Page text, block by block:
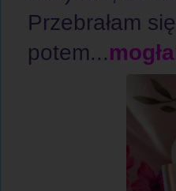
Przebrałam
potem...